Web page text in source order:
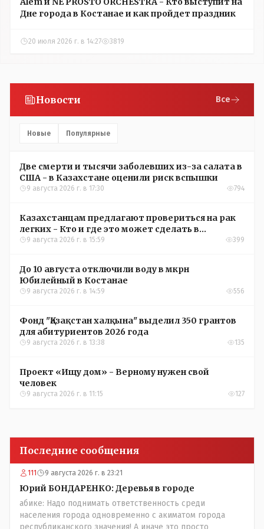
Дне города в Костанае и как пройдет праздник
20 июля 2026 г. в 14:27 3819
Новости Все
Новые Популярные
Две смерти и тысячи заболевших из-за салата в
США - в Казахстане оценили риск вспышки
9 августа 2026 г. в 17:30 794
Казахстанцам предлагают провериться на рак
легких - Кто и где это может сделать в
Костанайской области
9 августа 2026 г. в 15:59 399
До 10 августа отключили воду в мкрн
Юбилейный в Костанае
9 августа 2026 г. в 14:59 556
Фонд "Қазақстан халқына" выделил 350 грантов
для абитуриентов 2026 года
9 августа 2026 г. в 13:38 135
Проект «Ищу дом» - Верному нужен свой
человек
9 августа 2026 г. в 11:15 127
Последние сообщения
111 9 августа 2026 г. в 23:21
Юрий БОНДАРЕНКО: Деревья в городе
абике: Надо поднимать ответственность среди
населения города одновременно с акиматом города
республиканского значения! А иначе это просто